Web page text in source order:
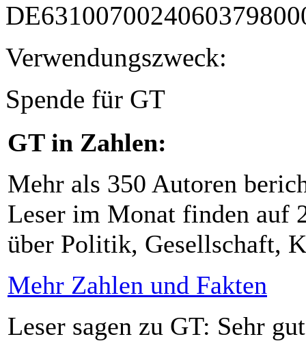
Verwendungszweck:
Spende für GT
GT in Zahlen:
Mehr als 350 Autoren
Leser im Monat finden auf
über Politik, Gesellschaft,
Mehr Zahlen und Fakten
Leser sagen zu GT: Sehr